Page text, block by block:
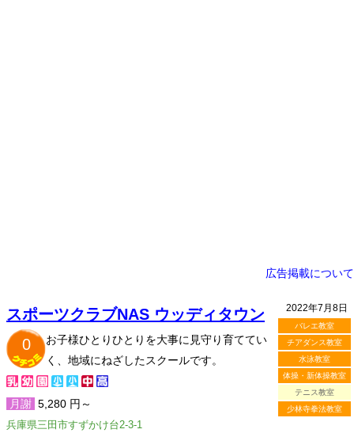
広告掲載について
2022年7月8日
バレエ教室
チアダンス教室
水泳教室
体操・新体操教室
テニス教室
少林寺拳法教室
スポーツクラブNAS ウッディタウン
0
お子様ひとりひとりを大事に見守り育ててい
く、地域にねざしたスクールです。
月謝 5,280 円～
兵庫県三田市すずかけ台2-3-1